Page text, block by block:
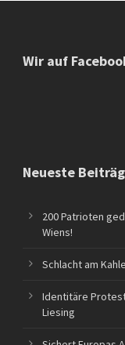
Wir auf
Neueste
200 Patrioten
Wiens!
Schlacht am
Identitäre
Liesing